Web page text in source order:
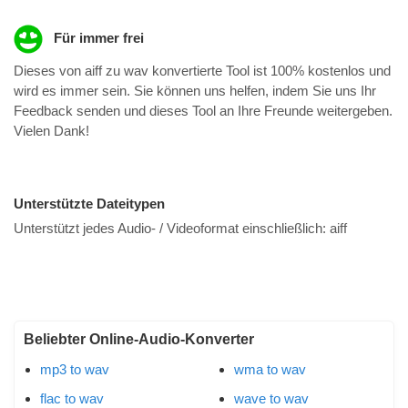
Für immer frei
Dieses von aiff zu wav konvertierte Tool ist 100% kostenlos und
wird es immer sein. Sie können uns helfen, indem Sie uns Ihr
Feedback senden und dieses Tool an Ihre Freunde weitergeben.
Vielen Dank!
Unterstützte Dateitypen
Unterstützt jedes Audio- / Videoformat einschließlich: aiff
Beliebter Online-Audio-Konverter
mp3 to wav
flac to wav
wma to wav
wave to wav